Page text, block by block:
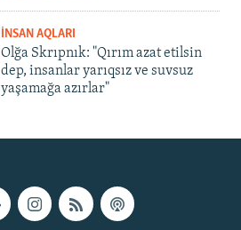
İNSAN AQLARI
Olğa Skrıpnık: "Qırım azat etilsin
dep, insanlar yarıqsız ve suvsuz
yaşamağa azırlar"